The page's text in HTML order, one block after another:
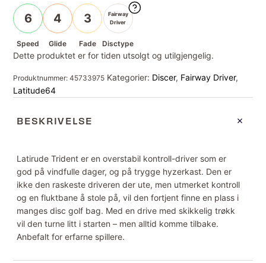
6
Speed
4
Glide
3
Fade
Fairway
Driver
Disctype
Dette produktet er for tiden utsolgt og utilgjengelig.
Produktnummer:45733975 Kategorier: Discer, Fairway Driver,
Latitude64
BESKRIVELSE
Latirude Trident er en overstabil kontroll-driver som er
god på vindfulle dager, og på trygge hyzerkast. Den er
ikke den raskeste driveren der ute, men utmerket kontroll
og en fluktbane å stole på, vil den fortjent finne en plass i
manges disc golf bag. Med en drive med skikkelig trøkk
vil den turne litt i starten – men alltid komme tilbake.
Anbefalt for erfarne spillere.